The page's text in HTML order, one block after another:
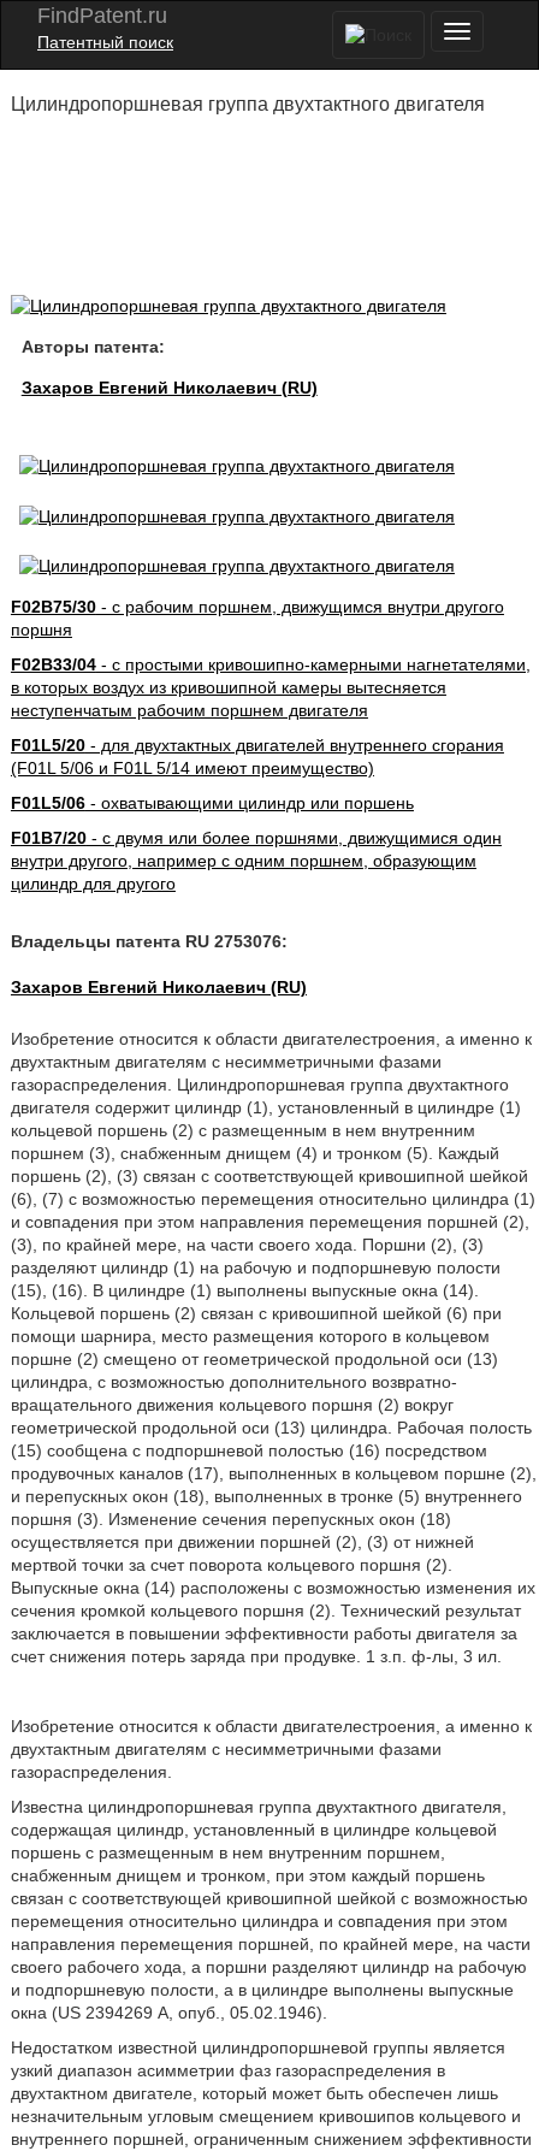
FindPatent.ru
Патентный поиск
Цилиндропоршневая группа двухтактного двигателя
Авторы патента:
Захаров Евгений Николаевич (RU)
F02B75/30- с рабочим поршнем, движущимся внутри другого
поршня
F02B33/04- с простыми кривошипно-камерными нагнетателями,
в которых воздух из кривошипной камеры вытесняется
неступенчатым рабочим поршнем двигателя
F01L5/20- для двухтактных двигателей внутреннего сгорания
(F01L 5/06 и F01L 5/14 имеют преимущество)
F01L5/06- охватывающими цилиндр или поршень
F01B7/20- с двумя или более поршнями, движущимися один
внутри другого, например с одним поршнем, образующим
цилиндр для другого
Владельцы патента RU 2753076:
Захаров Евгений Николаевич (RU)
Изобретение относится к области двигателестроения, а именно к
двухтактным двигателям с несимметричными фазами
газораспределения. Цилиндропоршневая группа двухтактного
двигателя содержит цилиндр (1), установленный в цилиндре (1)
кольцевой поршень (2) с размещенным в нем внутренним
поршнем (3), снабженным днищем (4) и тронком (5). Каждый
поршень (2), (3) связан с соответствующей кривошипной шейкой
(6), (7) с возможностью перемещения относительно цилиндра (1)
и совпадения при этом направления перемещения поршней (2),
(3), по крайней мере, на части своего хода. Поршни (2), (3)
разделяют цилиндр (1) на рабочую и подпоршневую полости
(15), (16). В цилиндре (1) выполнены выпускные окна (14).
Кольцевой поршень (2) связан с кривошипной шейкой (6) при
помощи шарнира, место размещения которого в кольцевом
поршне (2) смещено от геометрической продольной оси (13)
цилиндра, с возможностью дополнительного возвратно-
вращательного движения кольцевого поршня (2) вокруг
геометрической продольной оси (13) цилиндра. Рабочая полость
(15) сообщена с подпоршневой полостью (16) посредством
продувочных каналов (17), выполненных в кольцевом поршне (2),
и перепускных окон (18), выполненных в тронке (5) внутреннего
поршня (3). Изменение сечения перепускных окон (18)
осуществляется при движении поршней (2), (3) от нижней
мертвой точки за счет поворота кольцевого поршня (2).
Выпускные окна (14) расположены с возможностью изменения их
сечения кромкой кольцевого поршня (2). Технический результат
заключается в повышении эффективности работы двигателя за
счет снижения потерь заряда при продувке. 1 з.п. ф-лы, 3 ил.
Изобретение относится к области двигателестроения, а именно к
двухтактным двигателям с несимметричными фазами
газораспределения.
Известна цилиндропоршневая группа двухтактного двигателя,
содержащая цилиндр, установленный в цилиндре кольцевой
поршень с размещенным в нем внутренним поршнем,
снабженным днищем и тронком, при этом каждый поршень
связан с соответствующей кривошипной шейкой с возможностью
перемещения относительно цилиндра и совпадения при этом
направления перемещения поршней, по крайней мере, на части
своего рабочего хода, а поршни разделяют цилиндр на рабочую
и подпоршневую полости, а в цилиндре выполнены выпускные
окна (US 2394269 А, опуб., 05.02.1946).
Недостатком известной цилиндропоршневой группы является
узкий диапазон асимметрии фаз газораспределения в
двухтактном двигателе, который может быть обеспечен лишь
незначительным угловым смещением кривошипов кольцевого и
внутреннего поршней, ограниченным снижением эффективности